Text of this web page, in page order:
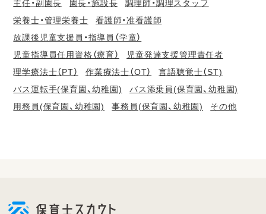
主任・副園長
園長・施設長
調理師・調理スタッフ
栄養士・管理栄養士
看護師・准看護師
放課後児童支援員・指導員（学童）
児童指導員任用資格（療育）
児童発達支援管理責任者
理学療法士（PT）
作業療法士（OT）
言語聴覚士（ST)
バス運転手(保育園、幼稚園)
バス添乗員(保育園、幼稚園)
用務員(保育園、幼稚園)
事務員(保育園、幼稚園) その他